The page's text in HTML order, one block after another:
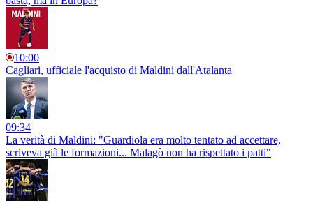
10:00
Cagliari, ufficiale l'acquisto di Maldini dall'Atalanta
09:34
La verità di Maldini: "Guardiola era molto tentato ad accettare,
scriveva già le formazioni... Malagò non ha rispettato i patti"